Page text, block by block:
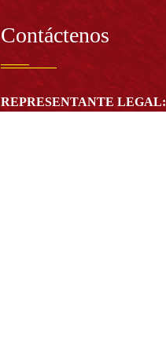
Contáctenos
REPRESENTANTE LEGAL: